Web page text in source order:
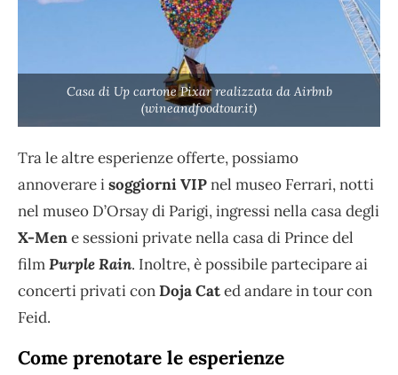
Casa di Up cartone Pixar realizzata da Airbnb
(wineandfoodtour.it)
Tra le altre esperienze offerte, possiamo
annoverare isoggiorni VIPnel museo Ferrari, notti
nel museo D’Orsay di Parigi, ingressi nella casa degli
X-Mene sessioni private nella casa di Prince del
filmPurple Rain. Inoltre, è possibile partecipare ai
concerti privati conDoja Cated andare in tour con
Feid.
Come prenotare le esperienze